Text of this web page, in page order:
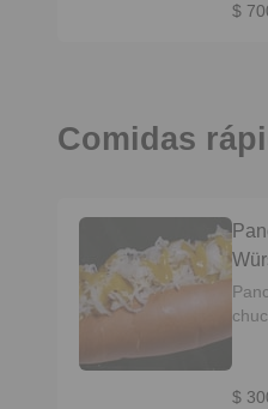
$
Comidas
$